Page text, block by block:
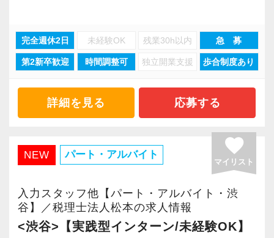
現在当社では「渋谷」「新宿」「錦糸町」
ます。
2021年6月に「渋谷オフィス」を新設し、その
後「新宿オフィス」「大阪オフィス」「錦糸町
オフィス」が拡張移転！
さらに2022年12月には「柏オフィス」を開設
し、2025年には大阪オフィスを増床するなど、
事業拡大を続けています。
安定性抜群の環境で自己成長を実現できます。
完全週休2日 未経験OK 残業30h以内 急 募
第2新卒歓迎 時間調整可 独立開業支援 歩合制度あり
詳細を見る 応募する
NEW パート・アルバイト favorite
マイリスト
入力スタッフ他【パート・アルバイト・渋
谷】／税理士法人松本の求人情報
<渋谷>【実践型インターン/未経験OK】